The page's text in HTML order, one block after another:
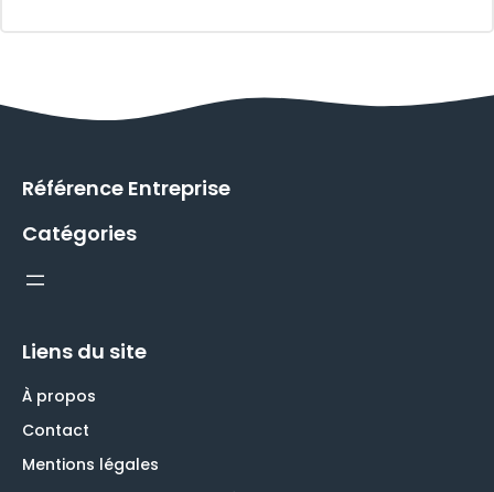
Référence Entreprise
Catégories
Liens du site
À propos
Contact
Mentions légales